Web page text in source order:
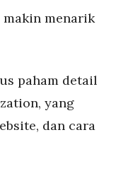
menarik
paham detail
yang
dan cara